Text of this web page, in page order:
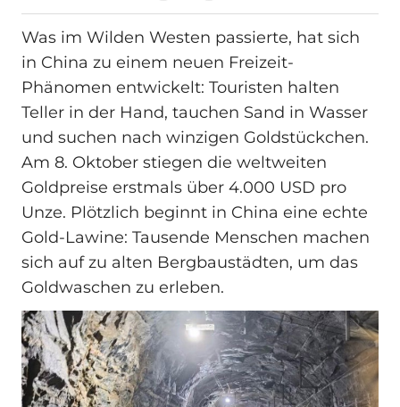
Was im Wilden Westen passierte, hat sich
in China zu einem neuen Freizeit-
Phänomen entwickelt: Touristen halten
Teller in der Hand, tauchen Sand in Wasser
und suchen nach winzigen Goldstückchen.
Am 8. Oktober stiegen die weltweiten
Goldpreise erstmals über 4.000 USD pro
Unze. Plötzlich beginnt in China eine echte
Gold-Lawine: Tausende Menschen machen
sich auf zu alten Bergbaustädten, um das
Goldwaschen zu erleben.